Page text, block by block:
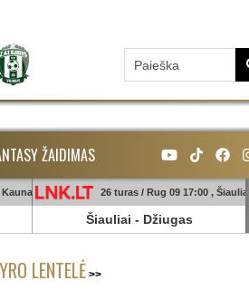
ŽAIDIMAS
26 turas / Rug 09 17:00 , Šiauliai
Šiauliai - Džiugas
LENTELĖ